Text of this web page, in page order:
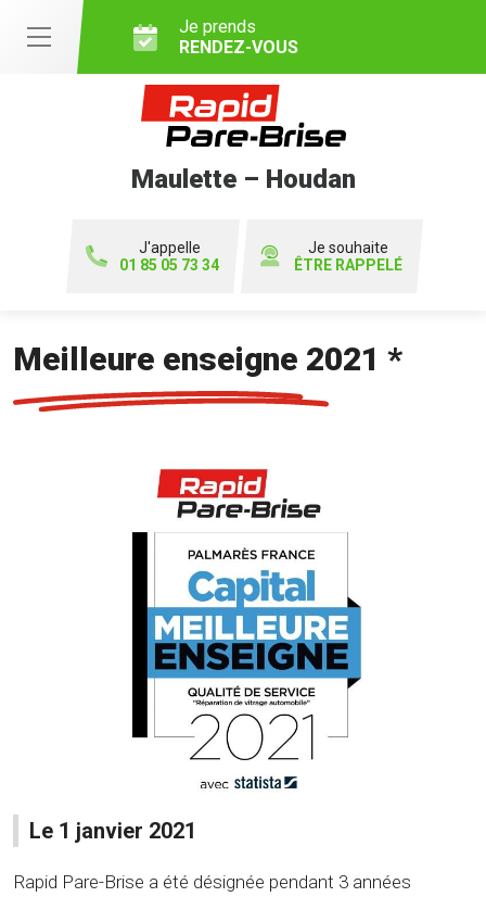
Je prends
RENDEZ-VOUS
Maulette – Houdan
J'appelle
01 85 05 73 34
Je souhaite
ÊTRE RAPPELÉ
Meilleure enseigne 2021 *
Le 1 janvier 2021
Rapid Pare-Brise a été désignée pendant 3 années